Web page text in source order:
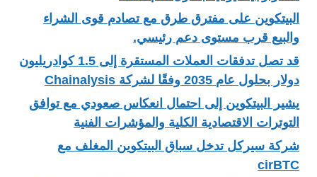
البيتكوين على مفترق طرق مع تصادم قوى الشراء
والبيع قرب مستوى دعم رئيسي.
قد تصل تدفقات العملات المستقرة إلى 1.5 كوادريليون
دولار بحلول عام 2035 وفقًا لشركة Chainalysis
يشير البيتكوين إلى احتمال انعكاس صعودي مع توافق
التوترات الاقتصادية الكلية والمؤشرات الفنية
شركة سيركل تدخل سباق البيتكوين المغلف مع
cirBTC